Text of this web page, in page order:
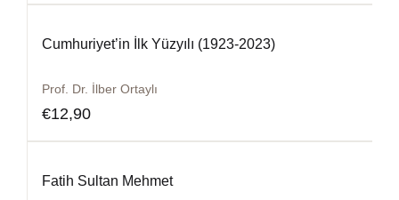
Cumhuriyet’in İlk Yüzyılı (1923-2023)
Prof. Dr. İlber Ortaylı
€12,90
Fatih Sultan Mehmet